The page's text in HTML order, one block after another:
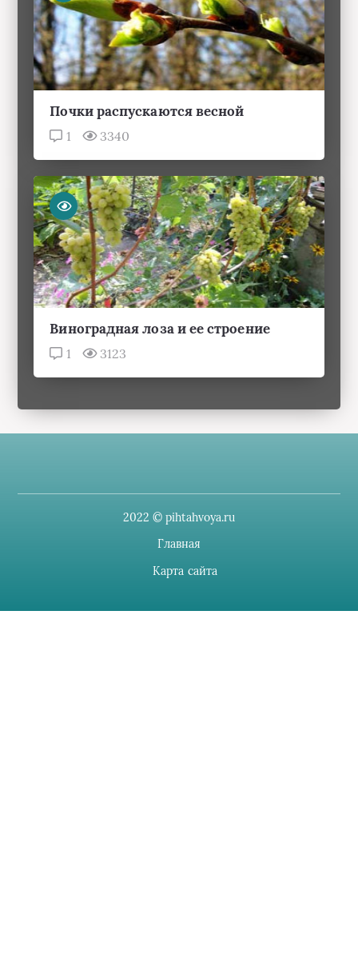
Почки распускаются весной
1 3340
Виноградная лоза и ее строение
1 3123
2022 © pihtahvoya.ru
Главная
Карта сайта